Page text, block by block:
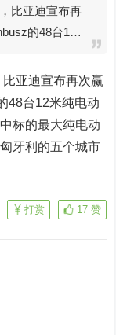
比亚迪宣布再
的48台1…
亚迪宣布再次赢
48台12米纯电动
标的最大纯电动
牙利的五个城市
17 赞
打赏